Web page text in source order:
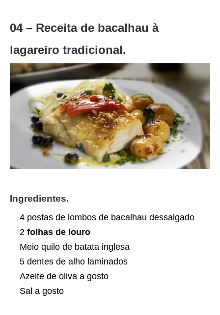
04 – Receita de bacalhau à
lagareiro tradicional.
Ingredientes.
4 postas de lombos de bacalhau dessalgado
2 folhas de louro
Meio quilo de batata inglesa
5 dentes de alho laminados
Azeite de oliva a gosto
Sal a gosto